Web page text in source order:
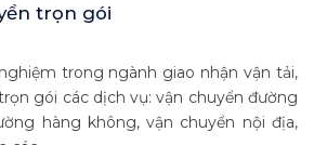
trọn gói
trong ngành giao nhận vận tải,
gói các dịch vụ: vận chuyển đường
hàng không, vận chuyển nội địa,